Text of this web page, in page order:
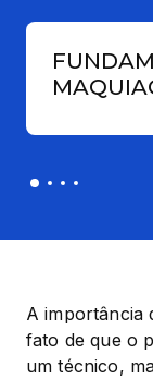
A importância
fato de que o
um técnico,